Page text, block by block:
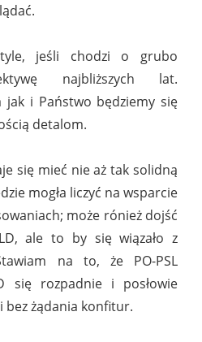
jeśli chodzi o grubo
najbliższych lat.
jak i Państwo będziemy się
detalom.
się mieć nie aż tak solidną
mogła liczyć na wsparcie
może rónież dojść
ale to by się wiązało z
na to, że PO-PSL
się rozpadnie i posłowie
bez żądania konfitur.